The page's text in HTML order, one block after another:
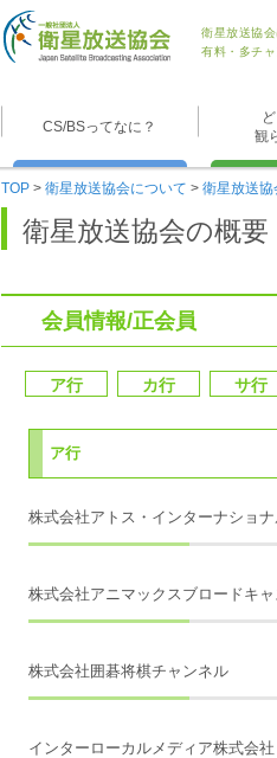
衛星放送協
有料・多チ
CS/BSってなに？
観
TOP > 衛星放送協会について > 衛星放送協
衛星放送協会の概要
会員情報/正会員
ア行 カ行 サ行
ア行
株式会社アトス・インターナショ
株式会社アニマックスブロードキ
株式会社囲碁将棋チャンネル
インターローカルメディア株式会社